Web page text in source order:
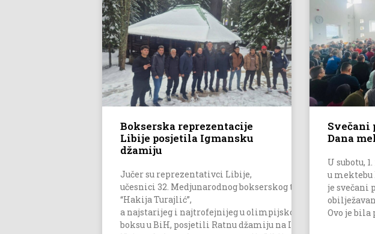
Bokserska reprezentacije
Libije posjetila Igmansku
džamiju
Jučer su reprezentativci Libije,
učesnici 32. Medjunarodnog bokserskog turnira
“Hakija Turajlić”,
a najstarijeg i najtrofejnijeg u olimpijskom
boksu u BiH, posjetili Ratnu džamiju na Igmanu.
Svečani
Dana
U subotu,
u mektebu
je svečani
Ovo je